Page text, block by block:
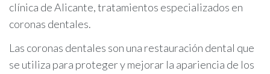
clínica de Alicante, tratamientos especializados en
coronas dentales.
Las coronas dentales son una restauración dental que
se utiliza para proteger y mejorar la apariencia de los